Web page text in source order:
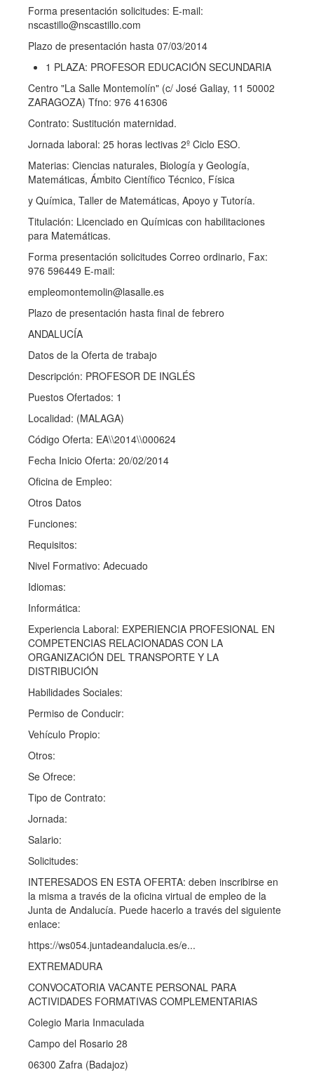
Forma presentación solicitudes: E-mail:
nscastillo@nscastillo.com
Plazo de presentación hasta 07/03/2014
1 PLAZA: PROFESOR EDUCACIÓN SECUNDARIA
Centro "La Salle Montemolín" (c/ José Galiay, 11 50002
ZARAGOZA) Tfno: 976 416306
Contrato: Sustitución maternidad.
Jornada laboral: 25 horas lectivas 2º Ciclo ESO.
Materias: Ciencias naturales, Biología y Geología,
Matemáticas, Ámbito Científico Técnico, Física
y Química, Taller de Matemáticas, Apoyo y Tutoría.
Titulación: Licenciado en Químicas con habilitaciones
para Matemáticas.
Forma presentación solicitudes Correo ordinario, Fax:
976 596449 E-mail:
empleomontemolin@lasalle.es
Plazo de presentación hasta final de febrero
ANDALUCÍA
Datos de la Oferta de trabajo
Descripción: PROFESOR DE INGLÉS
Puestos Ofertados: 1
Localidad: (MALAGA)
Código Oferta: EA\\2014\\000624
Fecha Inicio Oferta: 20/02/2014
Oficina de Empleo:
Otros Datos
Funciones:
Requisitos:
Nivel Formativo: Adecuado
Idiomas:
Informática:
Experiencia Laboral: EXPERIENCIA PROFESIONAL EN
COMPETENCIAS RELACIONADAS CON LA
ORGANIZACIÓN DEL TRANSPORTE Y LA
DISTRIBUCIÓN
Habilidades Sociales:
Permiso de Conducir:
Vehículo Propio:
Otros:
Se Ofrece:
Tipo de Contrato:
Jornada:
Salario:
Solicitudes:
INTERESADOS EN ESTA OFERTA: deben inscribirse en
la misma a través de la oficina virtual de empleo de la
Junta de Andalucía. Puede hacerlo a través del siguiente
enlace:
https://ws054.juntadeandalucia.es/e...
EXTREMADURA
CONVOCATORIA VACANTE PERSONAL PARA
ACTIVIDADES FORMATIVAS COMPLEMENTARIAS
Colegio Maria Inmaculada
Campo del Rosario 28
06300 Zafra (Badajoz)